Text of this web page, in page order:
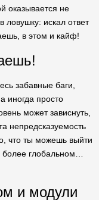
оказывается не
ловушку: искал ответ
в этом и кайф!
забавные баги,
иногда просто
может зависнуть,
непредсказуемость
что ты можешь выйти
глобальном…
и модули